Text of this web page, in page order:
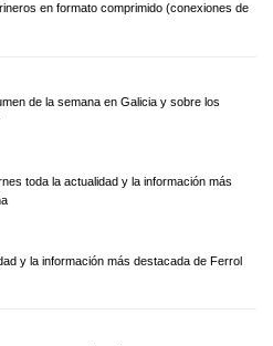
en formato comprimido (conexiones de
de la semana en Galicia y sobre los
toda la actualidad y la información más
y la información más destacada de Ferrol